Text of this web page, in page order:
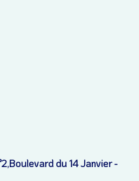
du 14 Janvier -